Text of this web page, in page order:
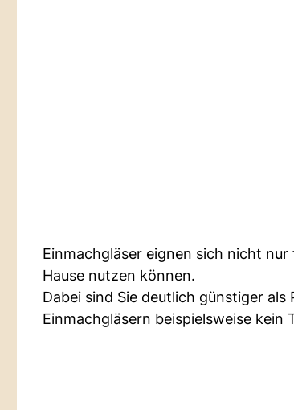
Einmachgläser eignen sich nicht
Hause nutzen können.
Dabei sind Sie deutlich günstiger
Einmachgläsern beispielsweise kein